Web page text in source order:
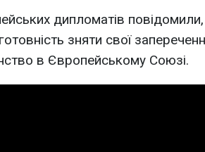
дипломатів
зняти свої
в Європейському Союзі.